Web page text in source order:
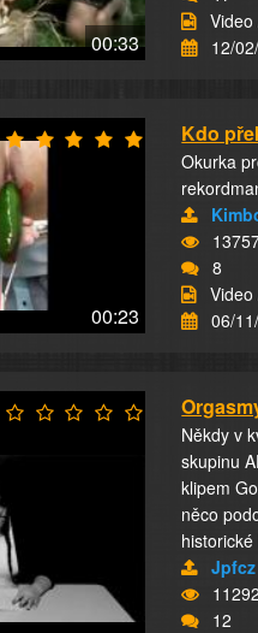
00:33
12/
00:23
Kdo
Okurka
8
Video
06/
Někdy v
skupinu
klipem
něco
Jpfcz
12